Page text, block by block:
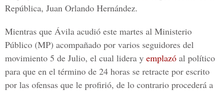
República, Juan Orlando Hernández.
Mientras que Ávila acudió este martes al Ministerio
Público (MP) acompañado por varios seguidores del
movimiento 5 de Julio, el cual lidera y emplazó al político
para que en el término de 24 horas se retracte por escrito
por las ofensas que le profirió, de lo contrario procederá a